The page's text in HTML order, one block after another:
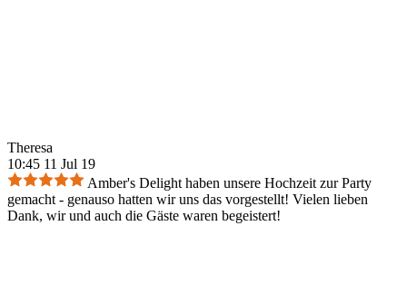
Theresa
10:45 11 Jul 19
Amber's Delight haben unsere Hochzeit zur Party
gemacht - genauso hatten wir uns das vorgestellt! Vielen lieben
Dank, wir und auch die Gäste waren begeistert!